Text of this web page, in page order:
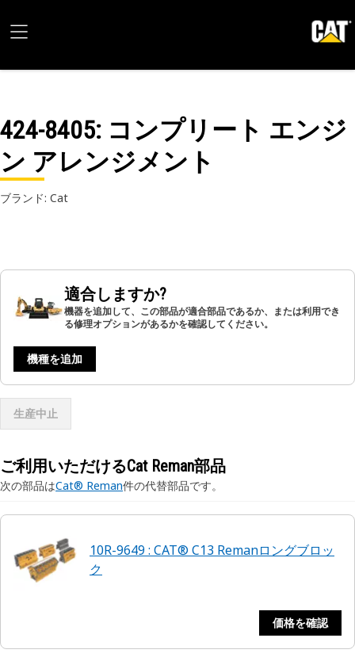
424-8405: コンプリート エンジ
ン アレンジメント
ブランド: Cat
適合しますか?
機器を追加して、この部品が適合部品であるか、または利用でき
る修理オプションがあるかを確認してください。
機種を追加
生産中止
ご利用いただけるCat Reman部品
次の部品はCat® Reman件の代替部品です。
10R-9649 : CAT® C13 Remanロングブロッ
ク
価格を確認